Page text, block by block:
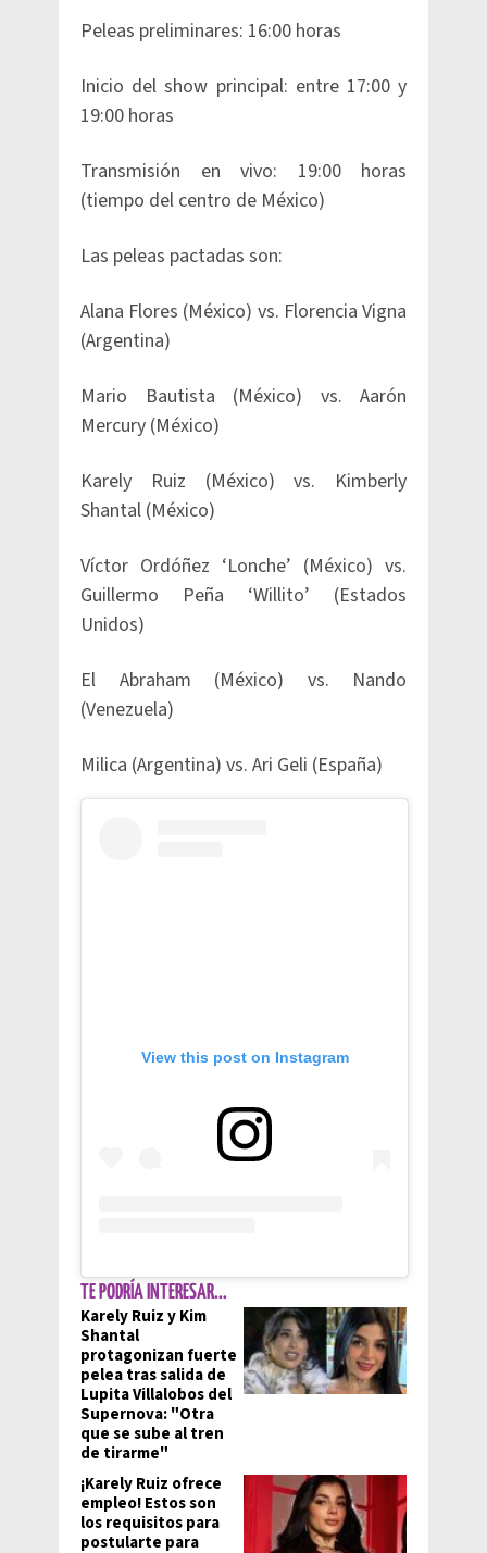
Peleas preliminares: 16:00 horas
Inicio del show principal: entre 17:00 y
19:00 horas
Transmisión en vivo: 19:00 horas
(tiempo del centro de México)
Las peleas pactadas son:
Alana Flores (México) vs. Florencia Vigna
(Argentina)
Mario Bautista (México) vs. Aarón
Mercury (México)
Karely Ruiz (México) vs. Kimberly
Shantal (México)
Víctor Ordóñez ‘Lonche’ (México) vs.
Guillermo Peña ‘Willito’ (Estados
Unidos)
El Abraham (México) vs. Nando
(Venezuela)
Milica (Argentina) vs. Ari Geli (España)
View this post on Instagram
TE PODRÍA INTERESAR...
Karely Ruiz y Kim
Shantal
protagonizan fuerte
pelea tras salida de
Lupita Villalobos del
Supernova: "Otra
que se sube al tren
de tirarme"
¡Karely Ruiz ofrece
empleo! Estos son
los requisitos para
postularte para